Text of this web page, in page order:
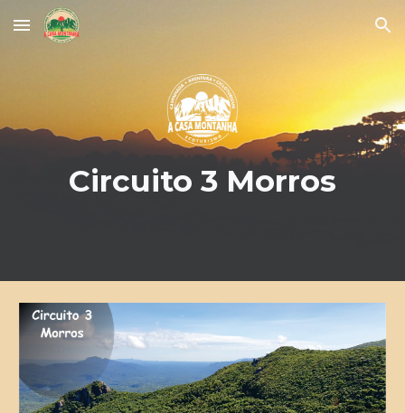
Skip to main content Skip to navigation
Circuito 3 Morros